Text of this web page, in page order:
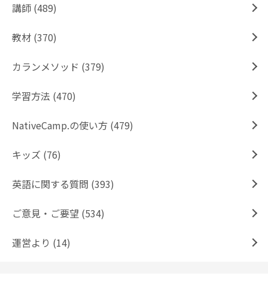
講師 (489)
教材 (370)
カランメソッド (379)
学習方法 (470)
NativeCamp.の使い方 (479)
キッズ (76)
英語に関する質問 (393)
ご意見・ご要望 (534)
運営より (14)